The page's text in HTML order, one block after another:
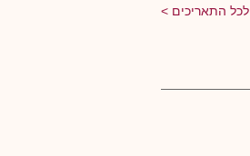
לכל התאריכים